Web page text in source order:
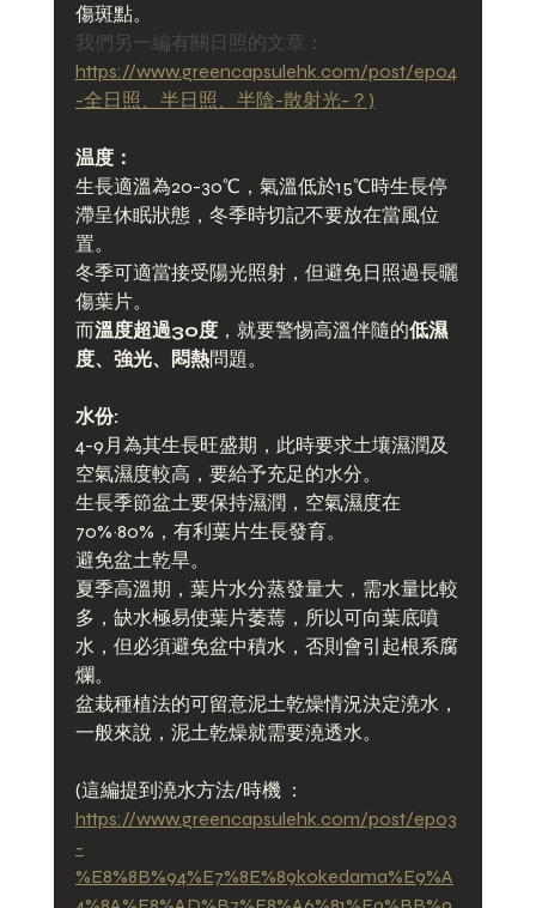
傷斑點。
我們另一編有關日照的文章：
https://www.greencapsulehk.com/post/ep04
-全日照、半日照、半陰-散射光-？)
温度：
生長適溫為20-30℃，氣溫低於15℃時生長停
滯呈休眠狀態，冬季時切記不要放在當風位
置。
冬季可適當接受陽光照射，但避免日照過長曬
傷葉片。
而溫度超過30度，就要警惕高溫伴隨的低濕
度、強光、悶熱問題。
水份:
4-9月為其生長旺盛期，此時要求土壤濕潤及
空氣濕度較高，要給予充足的水分。
生長季節盆土要保持濕潤，空氣濕度在
70%~80%，有利葉片生長發育。
避免盆土乾旱。
夏季高溫期，葉片水分蒸發量大，需水量比較
多，缺水極易使葉片萎蔫，所以可向葉底噴
水，但必須避免盆中積水，否則會引起根系腐
爛。
盆栽種植法的可留意泥土乾燥情況決定澆水，
一般來說，泥土乾燥就需要澆透水。
(這編提到澆水方法/時機 ：
https://www.greencapsulehk.com/post/ep03
-
%E8%8B%94%E7%8E%89kokedama%E9%A